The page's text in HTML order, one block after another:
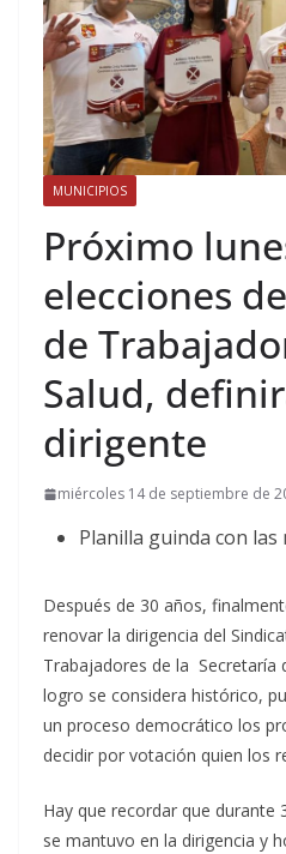
MUNICIPIOS
Próximo
elecciones
de
Salud,
dirigente
miércoles 14 de septiembre de
Planilla guinda con
Después de 30 años,
renovar la dirigencia del
Trabajadores de la Secretaría
logro se considera histórico,
un proceso democrático los
decidir por votación quien los
Hay que recordar que durante
se mantuvo en la dirigencia y